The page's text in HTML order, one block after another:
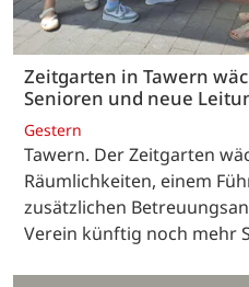
Zeitgarten in Tawern
Senioren und neue
Gestern
Tawern. Der Zeitgarten
Räumlichkeiten, einem
zusätzlichen
Verein künftig noch mehr